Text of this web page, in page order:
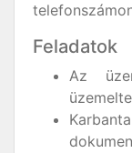
Feladatok
Az